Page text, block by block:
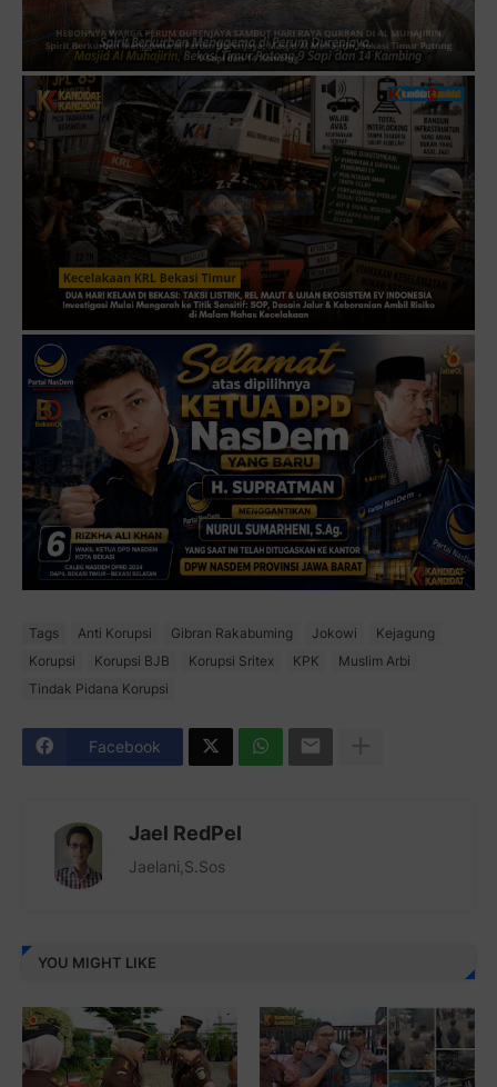
Tags Anti Korupsi Gibran Rakabuming Jokowi
Kejagung
Korupsi
Korupsi BJB Korupsi Sritex KPK
Muslim Arbi
Tindak Pidana Korupsi
Facebook
Jael RedPel
Jaelani,S.Sos
YOU MIGHT LIKE